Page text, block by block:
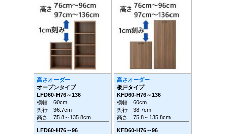
高さオーダー
オープンタイプ
LFD60-H76～136
横幅 60cm
奥行 36.7cm
高さ 75.8～135.8cm
LFD60-H76～96
高さオーダー
板戸タイプ
KFD60-H76～136
横幅 60cm
奥行 38.7cm
高さ 75.8～135.8cm
KFD60-H76～96